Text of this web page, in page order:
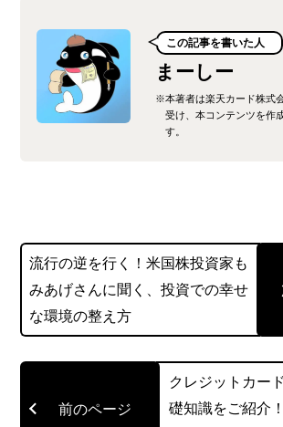
この記事を書いた人
まーしー
※本著者は楽天カード株式
受け、本コンテンツを作
す。
て活動中。
著書『米国株投資で爆速1億円』
@maasi_kabuo
このライターの記事一覧を見る
流行の逆を行く！米国株投資家も
みあげさんに聞く、投資での幸せ
な環境の整え方
クレジットカー
礎知識をご紹介